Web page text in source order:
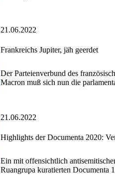
21.06.2022
Frankreichs Jupiter, jäh geerdet
Der Parteienverbund des
Macron muß sich nun die
21.06.2022
Highlights der Documenta 2020:
Ein mit offensichtlich
Ruangrupa kuratierten Documenta